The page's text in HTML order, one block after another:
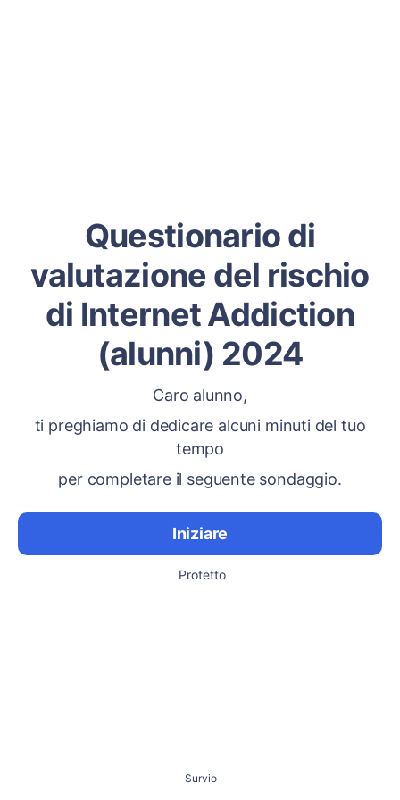
Questionario di
valutazione del rischio
di Internet Addiction
(alunni) 2024
Caro alunno,
ti preghiamo di dedicare alcuni minuti del tuo
tempo
per completare il seguente sondaggio.
Iniziare
Protetto
Survio